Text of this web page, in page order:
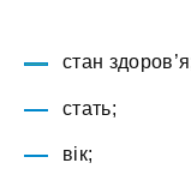
стан
стать;
вік;